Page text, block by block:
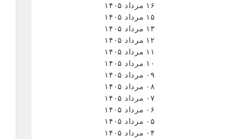
۱۶ مرداد ۱۴۰۵
۱۵ مرداد ۱۴۰۵
۱۳ مرداد ۱۴۰۵
۱۲ مرداد ۱۴۰۵
۱۱ مرداد ۱۴۰۵
۱۰ مرداد ۱۴۰۵
۰۹ مرداد ۱۴۰۵
۰۸ مرداد ۱۴۰۵
۰۷ مرداد ۱۴۰۵
۰۶ مرداد ۱۴۰۵
۰۵ مرداد ۱۴۰۵
۰۴ مرداد ۱۴۰۵